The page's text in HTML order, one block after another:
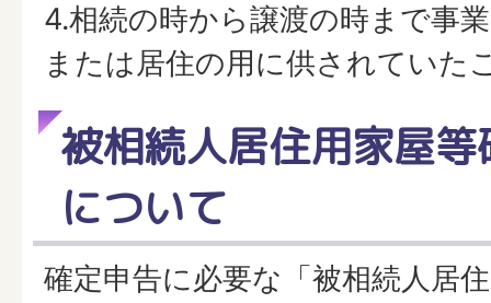
4.相続の時から譲渡の時まで事
または居住の用に供されていた
被相続人居住用家屋
について
確定申告に必要な「被相続人居